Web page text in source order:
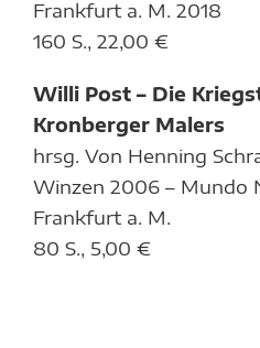
Frankfurt a. M. 2018
160 S., 22,00 €
Willi Post – Die
Kronberger Malers
hrsg. Von Henning
Winzen 2006 – Mundo
Frankfurt a. M.
80 S., 5,00 €